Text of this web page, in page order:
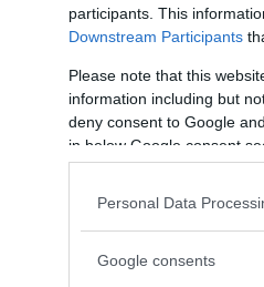
participants. This
Downstream Participants
Please note that this
information including but
deny consent to Google
in below Google consent
Personal Data
Google consents